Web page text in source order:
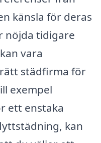
känsla för deras
nöjda tidigare
vara
städfirma för
exempel
ett enstaka
kan